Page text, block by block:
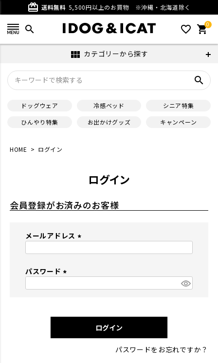
card_giftcard 送料無料 5,500円以上のお買物 ※沖縄・北海道除く
search favorite_outline 0
shopping_cart
view_module カテゴリーから探す
search
ドッグウェア 冷感ベッド
シニア特集
ひんやり特集
お出かけグッズ キャンペーン
HOME ログイン
ログイン
会員登録がお済みのお客様
メールアドレス
パスワード
)
ログイン
パスワードをお忘れですか？